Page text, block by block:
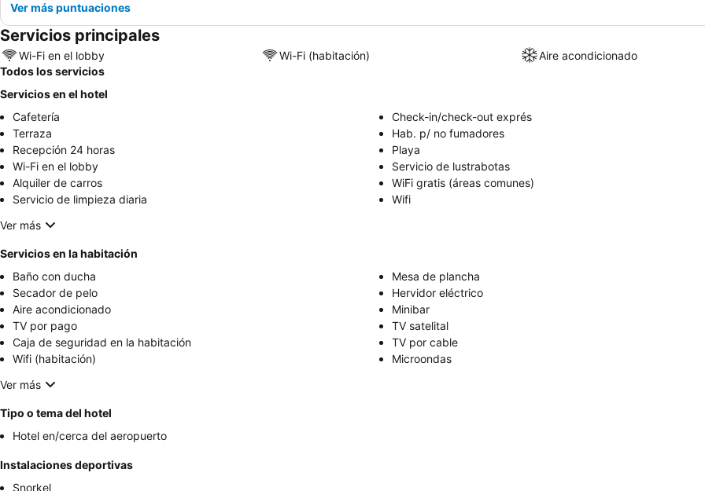
Ver más puntuaciones
Servicios principales
Wi-Fi en el lobby Wi-Fi (habitación)
Aire acondicionado
Todos los servicios
Servicios en el hotel
Cafetería
Check-in/check-out exprés
Terraza
Hab. p/ no fumadores
Recepción 24 horas
Playa
Wi-Fi en el lobby
Servicio de lustrabotas
Alquiler de carros
WiFi gratis (áreas comunes)
Servicio de limpieza diaria
Wifi
Ver más
Servicios en la habitación
Baño con ducha
Mesa de plancha
Secador de pelo
Hervidor eléctrico
Aire acondicionado
Minibar
TV por pago
TV satelital
Caja de seguridad en la habitación
TV por cable
Wifi (habitación)
Microondas
Ver más
Tipo o tema del hotel
Hotel en/cerca del aeropuerto
Instalaciones deportivas
Snorkel